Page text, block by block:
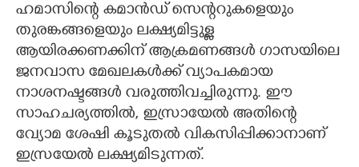
ഹമാസിന്റെ കമാൻഡ് സെന്ററുകളെയും
തുരങ്കങ്ങളെയും ലക്ഷ്യമിട്ടുള്ള
ആയിരക്കണക്കിന് ആക്രമണങ്ങൾ ഗാസയിലെ
ജനവാസ മേഖലകൾക്ക് വ്യാപകമായ
നാശനഷ്ടങ്ങൾ വരുത്തിവച്ചിരുന്നു. ഈ
സാഹചര്യത്തിൽ, ഇസ്രായേൽ അതിന്റെ
വ്യോമ ശേഷി കൂടുതൽ വികസിപ്പിക്കാനാണ്
ഇസ്രയേൽ ലക്ഷ്യമിടുന്നത്.